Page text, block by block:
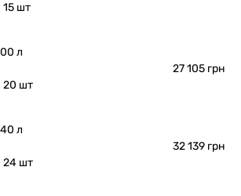
15 шт
л
20 шт
27 105 грн
л
24 шт
32 139 грн